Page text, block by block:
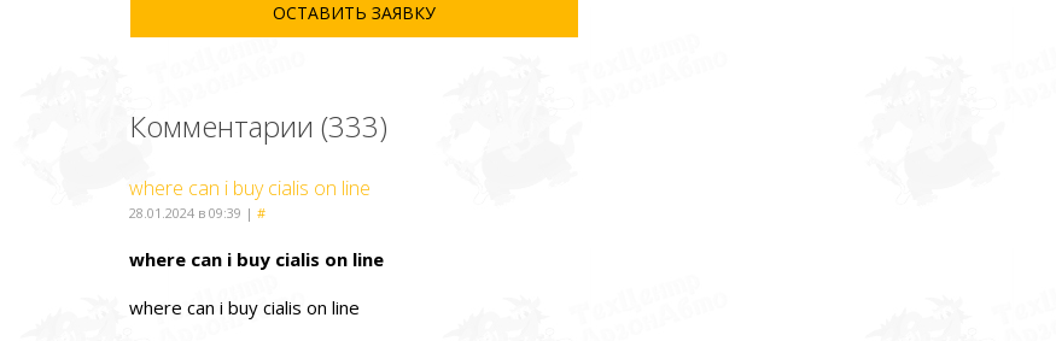
ОСТАВИТЬ ЗАЯВКУ
Комментарии (333)
where can i buy cialis on line
28.01.2024 в 09:39 | #
where can i buy cialis on line
where can i buy cialis on line